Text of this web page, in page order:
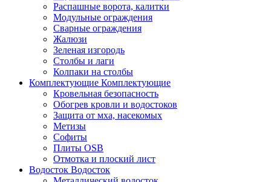
Распашные ворота, калитки
Модульные ограждения
Сварные ограждения
Жалюзи
Зеленая изгородь
Столбы и лаги
Колпаки на столбы
Комплектующие Комплектующие
Кровельная безопасность
Обогрев кровли и водостоков
Защита от мха, насекомых
Метизы
Софиты
Плиты OSB
Отмотка и плоский лист
Водосток Водосток